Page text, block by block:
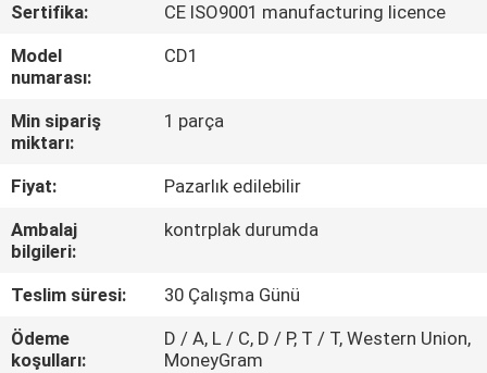
FABRIKA
TURU
KALITE
KONTROL
BIZIMLE
ILETIŞIME
Sertifika:
CE ISO9001 manufacturing licence
Model
numarası:
CD1
Min sipariş
miktarı:
1 parça
Fiyat:
Pazarlık edilebilir
Ambalaj
bilgileri:
kontrplak durumda
Teslim süresi:
30 Çalışma Günü
Ödeme
koşulları:
D / A, L / C, D / P, T / T, Western Union,
MoneyGram